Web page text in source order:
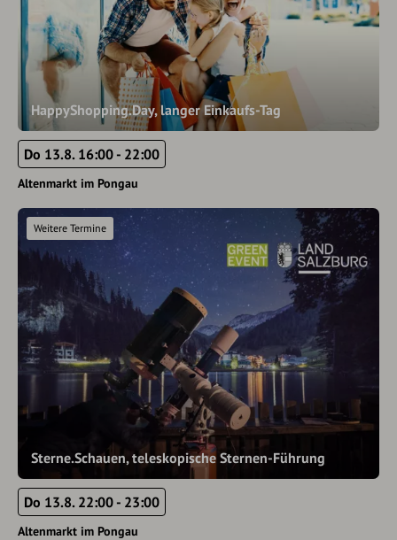
HappyShopping.Day, langer Einkaufs-Tag
Do 13.8. 16:00 - 22:00
Altenmarkt im Pongau
Sterne.Schauen, teleskopische Sternen-Führung
Weitere Termine
Do 13.8. 22:00 - 23:00
Altenmarkt im Pongau